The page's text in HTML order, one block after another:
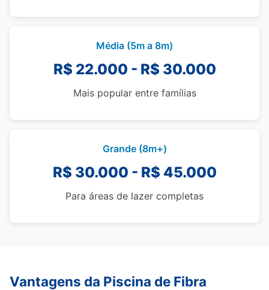
Média (5m a 8m)
R$ 22.000 - R$ 30.000
Mais popular entre famílias
Grande (8m+)
R$ 30.000 - R$ 45.000
Para áreas de lazer completas
Vantagens da Piscina de Fibra